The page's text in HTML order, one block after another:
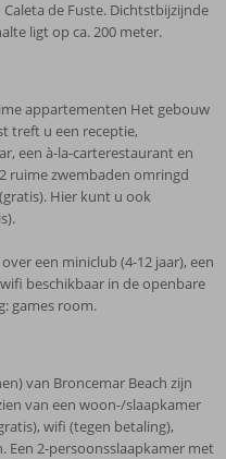
de Fuste. Dichtstbijzijnde
ligt op ca. 200 meter.
appartementen Het gebouw
treft u een receptie,
een à-la-carterestaurant en
ruime zwembaden omringd
Hier kunt u ook
een miniclub (4-12 jaar), een
beschikbaar in de openbare
games room.
van Broncemar Beach zijn
van een woon-/slaapkamer
wifi (tegen betaling),
Een 2-persoonsslaapkamer met